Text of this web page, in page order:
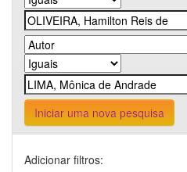
Iniciar uma nova pesquisa
Adicionar filtros: